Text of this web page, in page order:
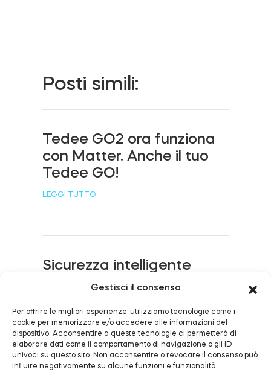
Gestisci il consenso
Per offrire le migliori esperienze, utilizziamo tecnologie come i
cookie per memorizzare e/o accedere alle informazioni del
dispositivo. Acconsentire a queste tecnologie ci permetterà di
elaborare dati come il comportamento di navigazione o gli ID
univoci su questo sito. Non acconsentire o revocare il consenso può
influire negativamente su alcune funzioni e funzionalità.
Tedee Keypad PRO
Modulo relè intelligente BleBox
Tedee Dry Contact
Posti simili:
Tedee GO2 ora funziona
con Matter. Anche il tuo
Tedee GO!
LEGGI TUTTO
Sicurezza intelligente
attivata: Tedee è ora
Alarm.com
LEGGI TUTTO